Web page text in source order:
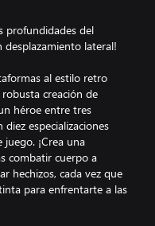
profundidades del
lateral!
al estilo retro
creación de
héroe entre tres
especializaciones
¡Crea una
combatir cuerpo a
hechizos, cada vez que
para enfrentarte a las